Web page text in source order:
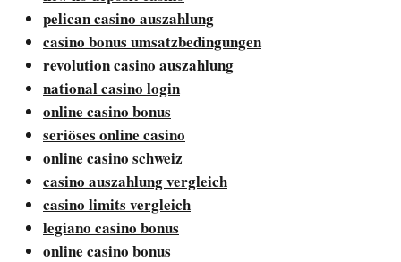
pelican casino auszahlung
casino bonus umsatzbedingungen
revolution casino auszahlung
national casino login
online casino bonus
seriöses online casino
online casino schweiz
casino auszahlung vergleich
casino limits vergleich
legiano casino bonus
online casino bonus